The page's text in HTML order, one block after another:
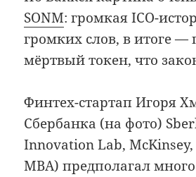
SONM: громкая ICO-
громких слов, в итоге —
мёртвый токен, что
Финтех-стартап Игоря
Сбербанка (на фото)
Innovation Lab,
MBA) предполагал много